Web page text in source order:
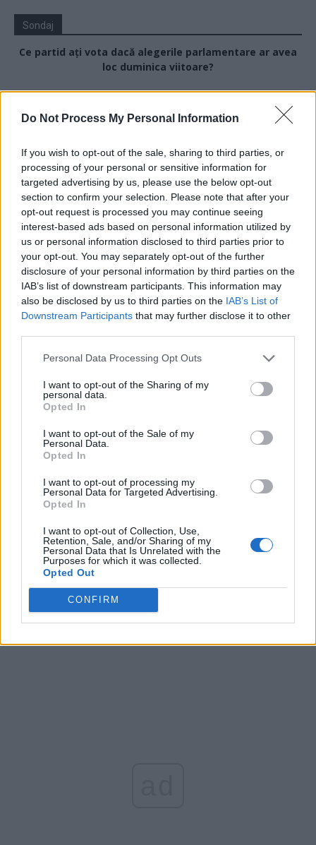
Do Not Process My Personal Information
If you wish to opt-out of the sale, sharing to third parties, or
processing of your personal or sensitive information for
targeted advertising by us, please use the below opt-out
section to confirm your selection. Please note that after your
opt-out request is processed you may continue seeing
interest-based ads based on personal information utilized by
us or personal information disclosed to third parties prior to
your opt-out. You may separately opt-out of the further
disclosure of your personal information by third parties on the
IAB’s list of downstream participants. This information may
also be disclosed by us to third parties on the IAB’s List of
Downstream Participants that may further disclose it to other
Personal Data Processing Opt Outs
I want to opt-out of the Sharing of my
personal data.
Opted In
I want to opt-out of the Sale of my
Personal Data.
Opted In
I want to opt-out of processing my
Personal Data for Targeted Advertising.
Opted In
I want to opt-out of Collection, Use,
Retention, Sale, and/or Sharing of my
Personal Data that Is Unrelated with the
Purposes for which it was collected.
Opted Out
CONFIRM
Sondaj
Ce partid ați vota dacă alegerile parlamentare ar avea
loc duminica viitoare?
PNL
AUR
UDMR
PMP (Tomac)
Forța Dreptei (L. Orban)
PNȚMM
REPER
SENS
SOS (Șoșoacă)
PACE (Peia)
PDF (Lazarus)
PUSL (D. Voiculescu)
PNȚCD (Pavelescu)
PNCR (Terheș)
Partidul Patrioților (Surugiu)
FAR (Coarnă)
Altul